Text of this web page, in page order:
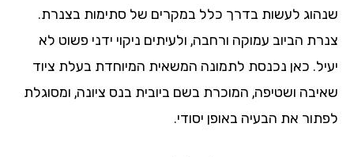
לעשות בדרך כלל במקרים של סתימות בצנרת.
הביוב עמוקה ורחבה, ולעיתים ניקוי ידני פשוט לא
כאן נכנסת לתמונה המשאית המיוחדת בעלת ציוד
ושטיפה, המוכרת בשם ביובית בנס ציונה, ומסוגלת
את הבעיה באופן יסודי.